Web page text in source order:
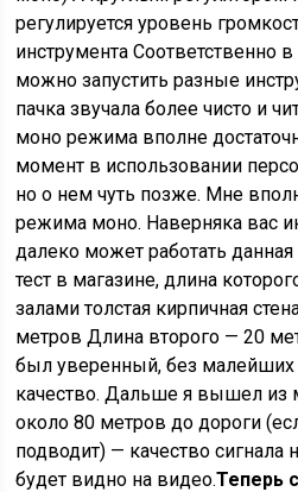
регулируется уровень
инструмента Соответственно
можно запустить разные
пачка звучала более чисто и
моно режима вполне
момент в использовании
но о нем чуть позже. Мне
режима моно. Наверняка вас
далеко может работать
тест в магазине, длина
залами толстая кирпичная
метров Длина второго — 20
был уверенный, без
качество. Дальше я вышел из
около 80 метров до дороги
подводит) — качество сигнала
будет видно на видео.Теперь